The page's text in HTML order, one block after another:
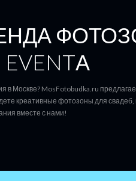
в Москве? MosFotobudka.ru
креативные фотозоны для свадеб,
вместе с нами!